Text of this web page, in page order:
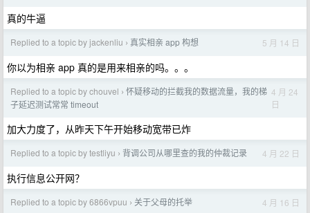
真的牛逼
Replied to a topic by jackenliu › 真实相亲 app 构想 5 月 14 日
你以为相亲 app 真的是用来相亲的吗。。。
Replied to a topic by chouvel › 怀疑移动的拦截我的数据流量，我的梯
子延迟测试常常 timeout
4 月 24
日
加大力度了，从昨天下午开始移动宽带已炸
Replied to a topic by testliyu › 背调公司从哪里查的我的仲裁记录 4 月 22 日
执行信息公开网？
Replied to a topic by 6866vpuu › 关于父母的托举 4 月 16 日